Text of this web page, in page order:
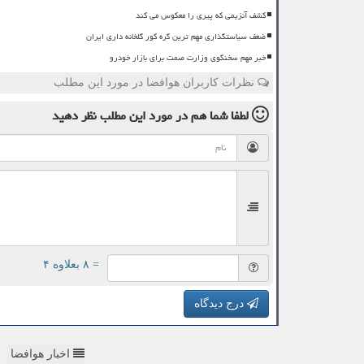
کشف آنزیمی که پیری را معکوس می کند
ضعف سیاستگذاری مهم ترین گره کور گلخانه داری ایران
خبر مهم سخنگوی وزارت صمت برای بازار خودرو
نظرات کاربران هوافضا در مورد این مطلب
لطفا شما همدر مورد این مطلبنظر دهید
= ۸ بعلاوه ۴
درج دیدگاه
اخبار هوافضا